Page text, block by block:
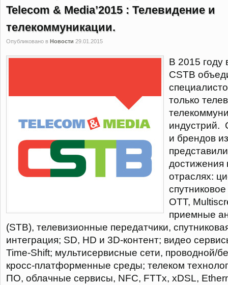
Telecom & Media’2015 : Телевидение и
телекоммуникации.
Опубликовано в Новости 29.01.2015
В 2015 году
CSTB
только
индустрий.
и брендов
отраслях:
OTT,
приемные
(STB), телевизионные передатчики,
интеграция; SD, HD и 3D-контент; видео
Time-Shift; мультисервисные сети, проводной/
кросс-платформенные среды; телеком
ПО, облачные сервисы, NFC, FTTx, xDSL,